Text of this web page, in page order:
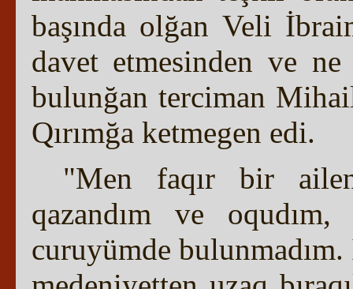
başında olğan Veli
davet etmesinden ve
bulunğan terciman
Qırımğa ketmegen edi.
"Men faqır bir
qazandım ve
curuyümde